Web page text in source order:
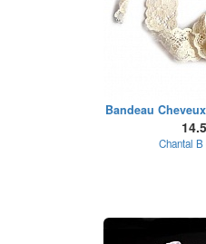
Bandeau
Chantal